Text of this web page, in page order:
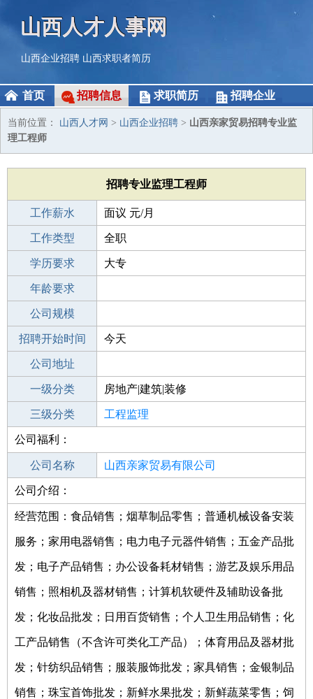
山西人才人事网
山西企业招聘 山西求职者简历
首页 招聘信息 求职简历 招聘企业
当前位置： 山西人才网 > 山西企业招聘 > 山西亲家贸易招聘专业监
理工程师
招聘专业监理工程师
工作薪水 面议 元/月
招聘人数
工作类型 全职
性别要求 -
学历要求 大专
工作经验
年龄要求
工作地点
公司规模
公司电话
招聘开始时间 今天
招聘结束时间
公司地址
一级分类 房地产|建筑|装修
二级分类 建筑/装修
三级分类 工程监理
其他行业
公司福利：
公司名称 山西亲家贸易有限公司
公司类型
公司介绍：
经营范围：食品销售；烟草制品零售；普通机械设备安装
服务；家用电器销售；电力电子元器件销售；五金产品批
发；电子产品销售；办公设备耗材销售；游艺及娱乐用品
销售；照相机及器材销售；计算机软硬件及辅助设备批
发；化妆品批发；日用百货销售；个人卫生用品销售；化
工产品销售（不含许可类化工产品）；体育用品及器材批
发；针纺织品销售；服装服饰批发；家具销售；金银制品
销售；珠宝首饰批发；新鲜水果批发；新鲜蔬菜零售；饲